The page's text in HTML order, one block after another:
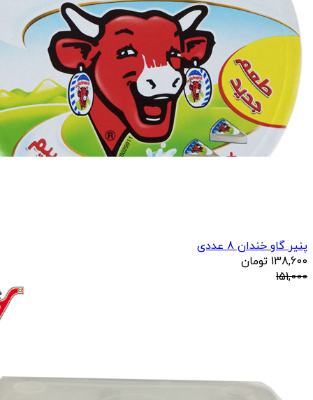
پنیر گاو خندان 8 عددی
138,600 تومان
151,000